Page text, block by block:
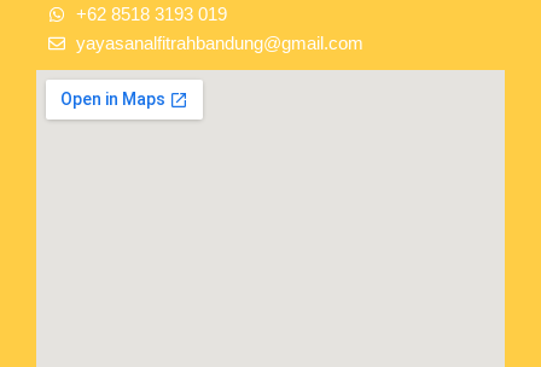
+62 8518 3193 019
yayasanalfitrahbandung@gmail.com